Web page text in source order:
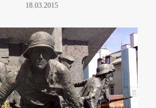
18.03.2015